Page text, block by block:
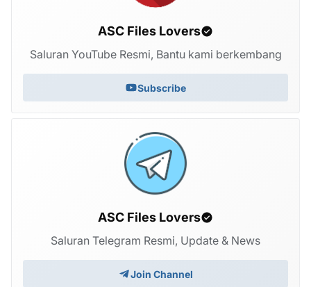
ASC Files Lovers
Saluran YouTube Resmi, Bantu kami berkembang
Subscribe
ASC Files Lovers
Saluran Telegram Resmi, Update & News
Join Channel